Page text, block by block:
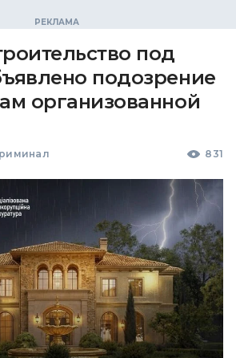
под
подозрение
организованной
831